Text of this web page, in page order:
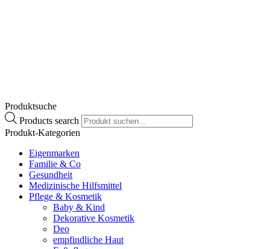
Produktsuche
Products search
Produkt-Kategorien
Eigenmarken
Familie & Co
Gesundheit
Medizinische Hilfsmittel
Pflege & Kosmetik
Baby & Kind
Dekorative Kosmetik
Deo
empfindliche Haut